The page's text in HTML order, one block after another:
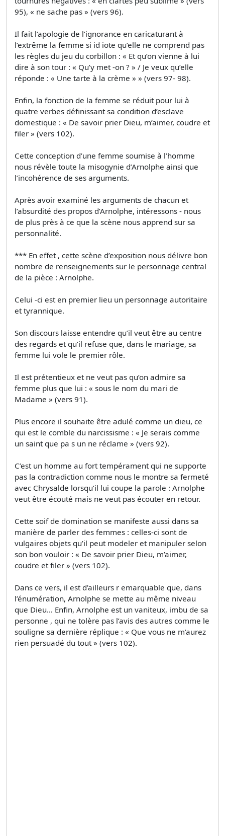
95), « ne sache pas » (vers 96).
Il fait l’apologie de l’ignorance en caricaturant à
l’extrême la femme si id iote qu’elle ne comprend pas
les règles du jeu du corbillon : « Et qu’on vienne à lui
dire à son tour : « Qu’y met -on ? » / Je veux qu’elle
réponde : « Une tarte à la crème » » (vers 97- 98).
Enfin, la fonction de la femme se réduit pour lui à
quatre verbes définissant sa condition d’esclave
domestique : « De savoir prier Dieu, m’aimer, coudre et
filer » (vers 102).
Cette conception d’une femme soumise à l’homme
nous révèle toute la misogynie d’Arnolphe ainsi que
l’incohérence de ses arguments.
Après avoir examiné les arguments de chacun et
l’absurdité des propos d’Arnolphe, intéressons - nous
de plus près à ce que la scène nous apprend sur sa
personnalité.
*** En effet , cette scène d’exposition nous délivre bon
nombre de renseignements sur le personnage central
de la pièce : Arnolphe.
Celui -ci est en premier lieu un personnage autoritaire
et tyrannique.
Son discours laisse entendre qu’il veut être au centre
des regards et qu’il refuse que, dans le mariage, sa
femme lui vole le premier rôle.
Il est prétentieux et ne veut pas qu’on admire sa
femme plus que lui : « sous le nom du mari de
Madame » (vers 91).
Plus encore il souhaite être adulé comme un dieu, ce
qui est le comble du narcissisme : « Je serais comme
un saint que pa s un ne réclame » (vers 92).
C’est un homme au fort tempérament qui ne supporte
pas la contradiction comme nous le montre sa fermeté
avec Chrysalde lorsqu’il lui coupe la parole : Arnolphe
veut être écouté mais ne veut pas écouter en retour.
Cette soif de domination se manifeste aussi dans sa
manière de parler des femmes : celles-ci sont de
vulgaires objets qu’il peut modeler et manipuler selon
son bon vouloir : « De savoir prier Dieu, m’aimer,
coudre et filer » (vers 102).
Dans ce vers, il est d’ailleurs r emarquable que, dans
l’énumération, Arnolphe se mette au même niveau
que Dieu… Enfin, Arnolphe est un vaniteux, imbu de sa
personne , qui ne tolère pas l’avis des autres comme le
souligne sa dernière réplique : « Que vous ne m’aurez
rien persuadé du tout » (vers 102).